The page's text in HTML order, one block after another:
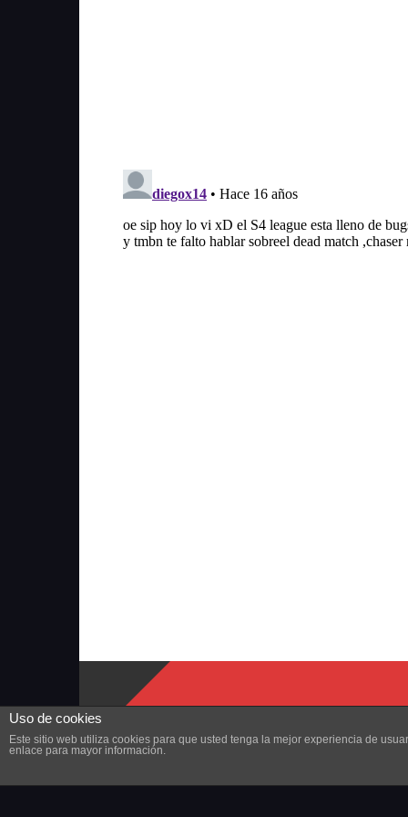
Uso de cookies
Este sitio web utiliza cookies para que usted tenga la mejor experiencia de
enlace para mayor información.